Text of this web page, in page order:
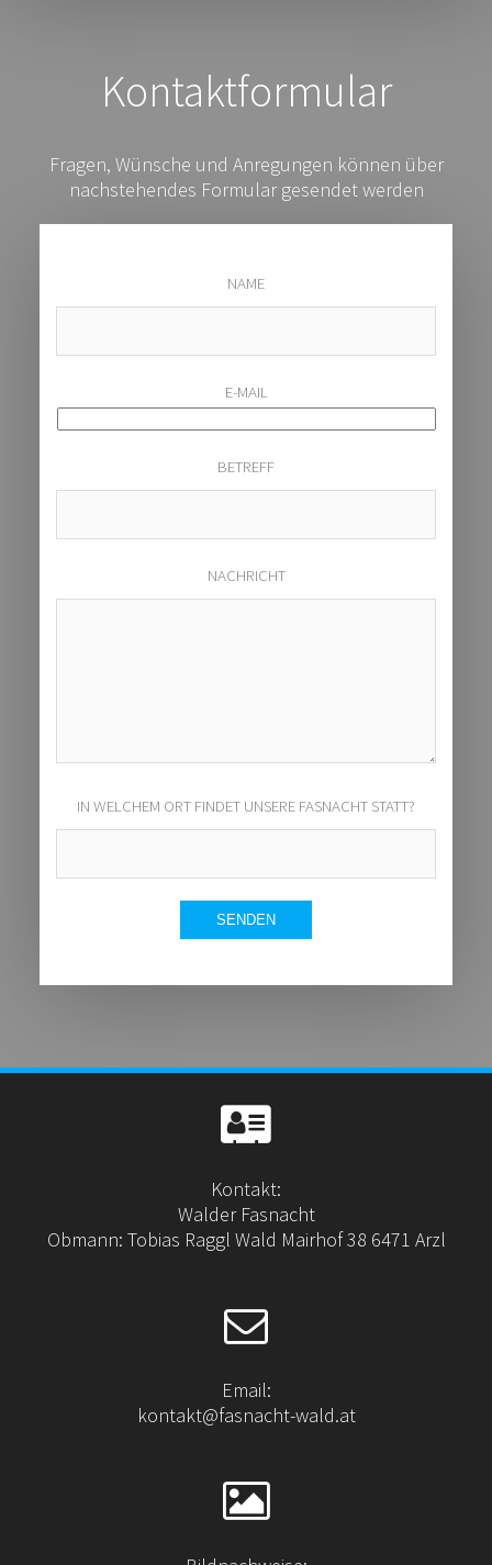
Kontaktformular
Fragen, Wünsche und Anregungen können über
nachstehendes Formular gesendet werden
NAME
E-MAIL
BETREFF
NACHRICHT
IN WELCHEM ORT FINDET UNSERE FASNACHT STATT?
Kontakt:
Walder Fasnacht
Obmann: Tobias Raggl Wald Mairhof 38 6471 Arzl
Email:
kontakt@fasnacht-wald.at